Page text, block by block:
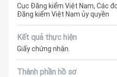
Cục Đăng kiểm Việt Nam, Các
Đăng kiểm Việt Nam ủy quyền
Kết quả thực hiện
Giấy chứng nhận.
Thành phần hồ sơ